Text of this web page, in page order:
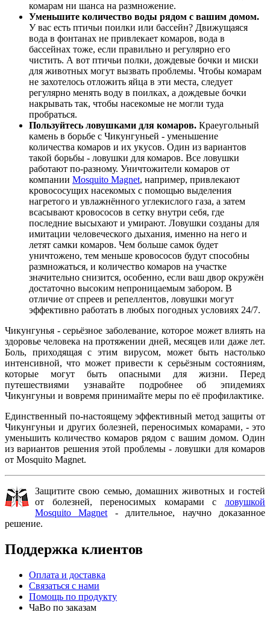
комарам ни шанса на размножение.
Уменьшите количество воды рядом с вашим домом.
У вас есть птичьи поилки или бассейн? Движущаяся
вода в фонтанах не привлекает комаров, вода в
бассейнах тоже, если правильно и регулярно его
чистить. А вот птичьи полки, дождевые бочки и миски
для животных могут вызвать проблемы. Чтобы комарам
не захотелось отложить яйца в эти места, следует
регулярно менять воду в поилках, а дождевые бочки
накрывать так, чтобы насекомые не могли туда
пробраться.
Пользуйтесь ловушками для комаров. Краеугольный
камень в борьбе с Чикунгуньей - уменьшение
количества комаров и их укусов. Один из вариантов
такой борьбы - ловушки для комаров. Все ловушки
работают по-разному. Уничтожители комаров от
компании Mosquito Magnet, например, привлекают
кровососущих насекомых с помощью выделения
нагретого и увлажнённого углекислого газа, а затем
всасывают кровососов в сетку внутри себя, где
последние высыхают и умирают. Ловушки созданы для
имитации человеческого дыхания, именно на него и
летят самки комаров. Чем больше самок будет
уничтожено, тем меньше кровососов будут способны
размножаться, и количество комаров на участке
значительно снизится, особенно, если ваш двор окружён
достаточно высоким непроницаемым забором. В
отличие от спреев и репеллентов, ловушки могут
эффективно работать в любых погодных условиях 24/7.
Чикунгунья - серьёзное заболевание, которое может влиять на
здоровье человека на протяжении дней, месяцев или даже лет.
Боль, приходящая с этим вирусом, может быть настолько
интенсивной, что может привести к серьёзным состояниям,
которые могут быть опасными для жизни. Перед
путешествиями узнавайте подробнее об эпидемиях
Чикунгуньи и вовремя принимайте меры по её профилактике.
Единственный по-настоящему эффективный метод защиты от
Чикунгуньи и других болезней, переносимых комарами, - это
уменьшить количество комаров рядом с вашим домом. Один
из вариантов решения этой проблемы - ловушки для комаров
от Mosquito Magnet.
Защитите свою семью, домашних животных и гостей
от болезней, переносимых комарами с ловушкой
Mosquito Magnet- длительное, научно доказанное
решение.
Поддержка клиентов
Оплата и доставка
Связаться с нами
Помощь по продукту
ЧаВо по заказам